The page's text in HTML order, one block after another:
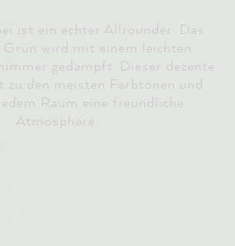
ist ein echter Allrounder. Das
Grün wird mit einem leichten
gedämpft. Dieser dezente
zu den meisten Farbtönen und
Raum eine freundliche
Atmosphäre.